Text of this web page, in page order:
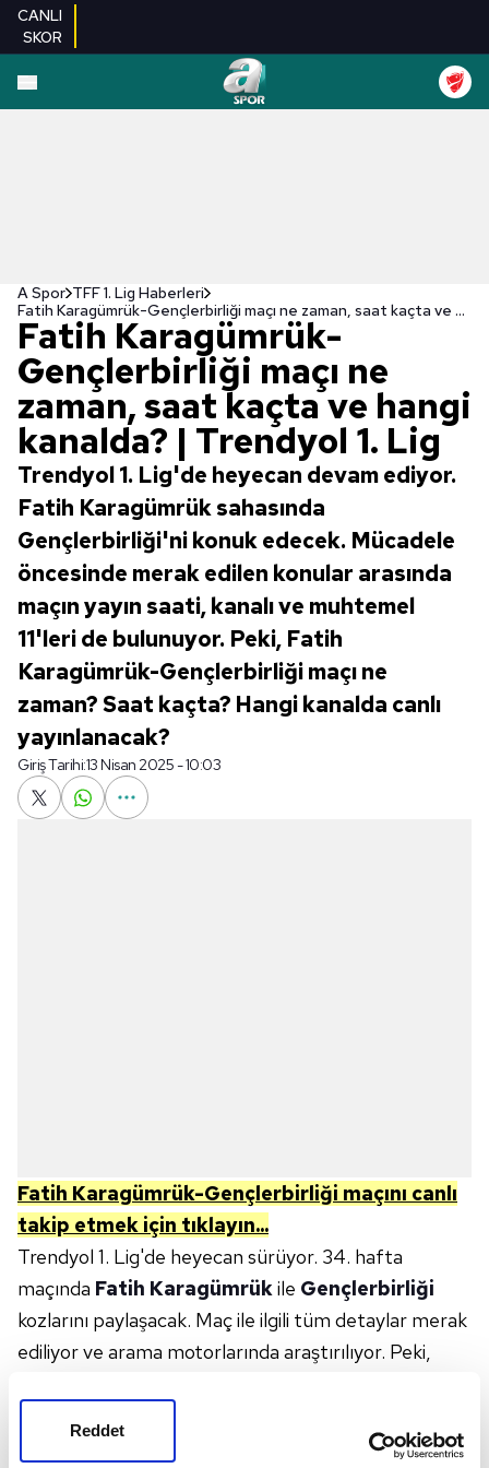
Reddet
CANLI
SKOR
A Spor TFF 1. Lig Haberleri
Fatih Karagümrük-Gençlerbirliği maçı ne zaman, saat kaçta ve hangi kanalda? | Trendyol 1. Lig
Fatih Karagümrük-
Gençlerbirliği maçı ne
zaman, saat kaçta ve hangi
kanalda? | Trendyol 1. Lig
Trendyol 1. Lig'de heyecan devam ediyor.
Fatih Karagümrük sahasında
Gençlerbirliği'ni konuk edecek. Mücadele
öncesinde merak edilen konular arasında
maçın yayın saati, kanalı ve muhtemel
11'leri de bulunuyor. Peki, Fatih
Karagümrük-Gençlerbirliği maçı ne
zaman? Saat kaçta? Hangi kanalda canlı
yayınlanacak?
Giriş Tarihi:13 Nisan 2025 - 10:03
Fatih Karagümrük-Gençlerbirliği maçını canlı
takip etmek için tıklayın...
Trendyol 1. Lig'de heyecan sürüyor. 34. hafta
maçında Fatih Karagümrükile Gençlerbirliği
kozlarını paylaşacak. Maç ile ilgili tüm detaylar merak
ediliyor ve arama motorlarında araştırılıyor. Peki,
FATİH KARAGÜMRÜK-GENÇLERBİRLİĞİMAÇI